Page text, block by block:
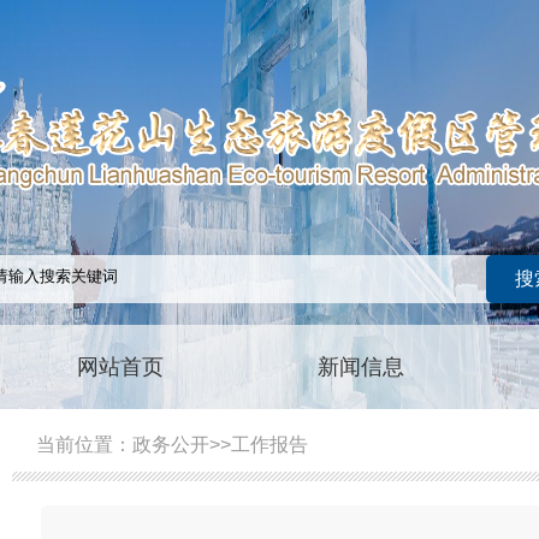
网站首页 新闻信息
当前位置： 政务公开>>工作报告